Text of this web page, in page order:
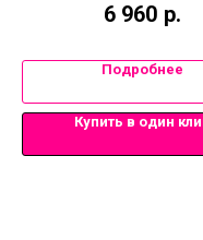
6 960 р.
Подробнее
Купить в один